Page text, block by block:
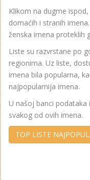
Klikom na dugme
domaćih i stranih
ženska imena proteklih
Liste su razvrstane po
regionima. Uz liste,
imena bila popularna,
najpopularnija imena.
U našoj banci
svakog od ovih imena.
TOP LISTE